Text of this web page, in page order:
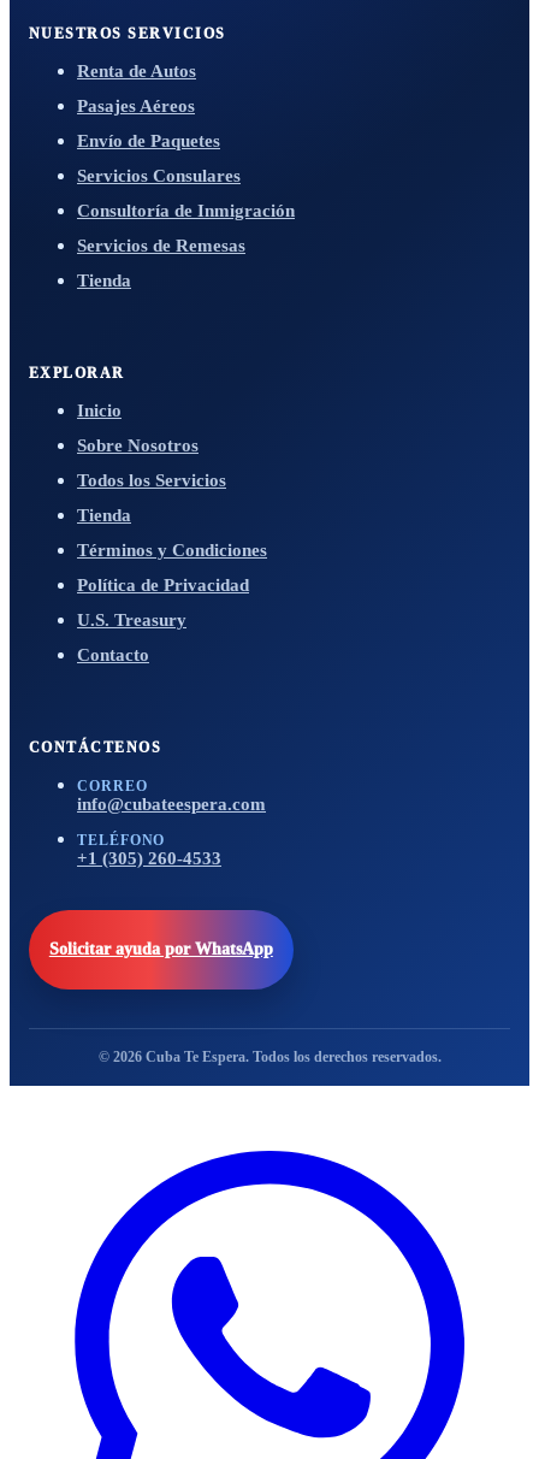
NUESTROS SERVICIOS
Renta de Autos
Pasajes Aéreos
Envío de Paquetes
Servicios Consulares
Consultoría de Inmigración
Servicios de Remesas
Tienda
EXPLORAR
Inicio
Sobre Nosotros
Todos los Servicios
Tienda
Términos y Condiciones
Política de Privacidad
U.S. Treasury
Contacto
CONTÁCTENOS
CORREO
info@cubateespera.com
TELÉFONO
+1 (305) 260-4533
Solicitar ayuda por WhatsApp
© 2026 Cuba Te Espera. Todos los derechos reservados.